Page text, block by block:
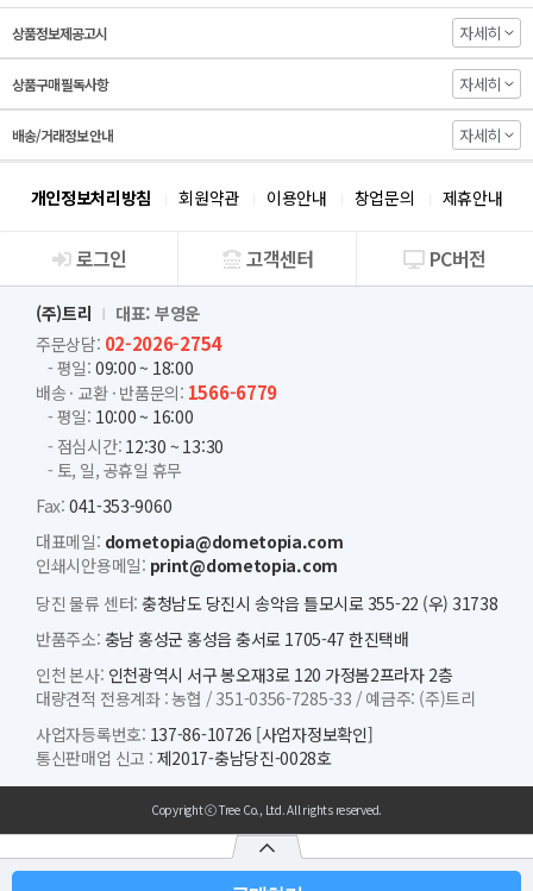
상품정보제공고시 자세히
상품구매 필독사항 자세히
배송/거래정보 안내 자세히
개인정보처리방침 회원약관 이용안내 창업문의 제휴안내
회사소개
로그인 고객센터 PC버전
(주)트리
대표: 부영운
주문상담: 02-2026-2754
- 평일: 09:00 ~ 18:00
배송 · 교환 · 반품문의: 1566-6779
- 평일: 10:00 ~ 16:00
- 점심시간: 12:30 ~ 13:30
- 토, 일, 공휴일 휴무
Fax: 041-353-9060
대표메일: dometopia@dometopia.com
인쇄시안용메일: print@dometopia.com
당진 물류 센터: 충청남도 당진시 송악읍 틀모시로 355-22 (우) 31738
반품주소: 충남 홍성군 홍성읍 충서로 1705-47 한진택배
인천 본사: 인천광역시 서구 봉오재3로 120 가정봄2프라자 2층
대량견적 전용계좌 :농협 / 351-0356-7285-33 / 예금주: (주)트리
사업자등록번호: 137-86-10726 [사업자정보확인]
통신판매업 신고 : 제2017-충남당진-0028호
Copyright ⓒ Tree Co., Ltd. All rights reserved.